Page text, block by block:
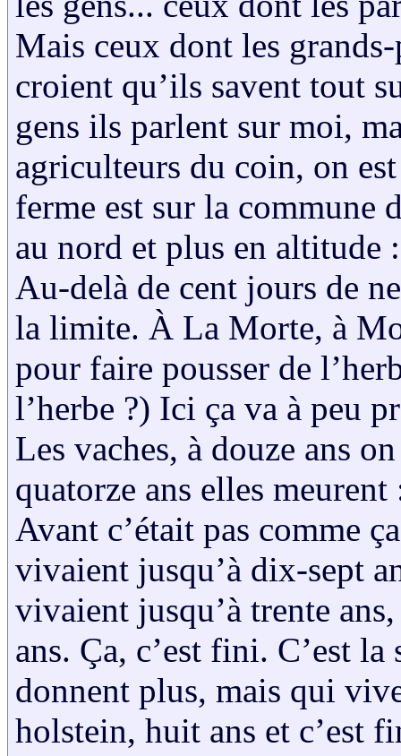
Mais ceux dont les
croient qu’ils savent tout
gens ils parlent sur moi,
agriculteurs du coin, on
ferme est sur la commune
au nord et plus en altitude
Au-delà de cent jours de
la limite. À La Morte, à
pour faire pousser de
l’herbe ?) Ici ça va à peu
Les vaches, à douze ans
quatorze ans elles
Avant c’était pas comme
vivaient jusqu’à dix-sept
vivaient jusqu’à trente
ans. Ça, c’est fini. C’est
donnent plus, mais qui
holstein, huit ans et c’est